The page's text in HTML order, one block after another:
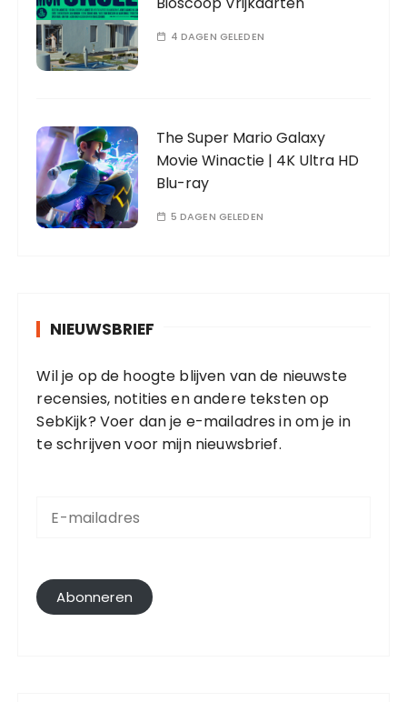
4 DAGEN GELEDEN
The Super Mario Galaxy
Movie Winactie | 4K Ultra HD
Blu-ray
5 DAGEN GELEDEN
NIEUWSBRIEF
Wil je op de hoogte blijven van de nieuwste
recensies, notities en andere teksten op
SebKijk? Voer dan je e-mailadres in om je in
te schrijven voor mijn nieuwsbrief.
l
a
Abonneren